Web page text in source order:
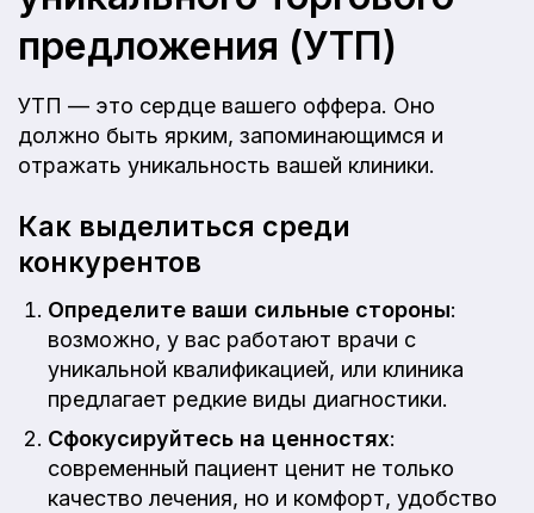
предложения (УТП)
УТП — это сердце вашего оффера. Оно
должно быть ярким, запоминающимся и
отражать уникальность вашей клиники.
Как выделиться среди
конкурентов
Определите ваши сильные стороны:
возможно, у вас работают врачи с
уникальной квалификацией, или клиника
предлагает редкие виды диагностики.
Сфокусируйтесь на ценностях:
современный пациент ценит не только
качество лечения, но и комфорт, удобство